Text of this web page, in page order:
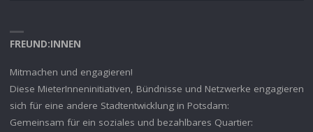
FREUND:INNEN
Mitmachen und engagieren!
Diese MieterInneninitiativen, Bündnisse und Netzwerke engagieren
sich für eine andere Stadtentwicklung in Potsdam:
Gemeinsam für ein soziales und bezahlbares Quartier: